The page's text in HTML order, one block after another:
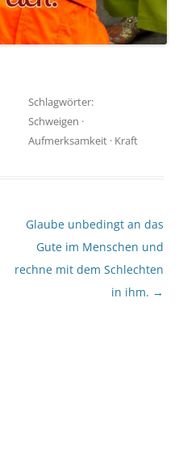
Schlagwörter:
Schweigen ·
Aufmerksamkeit · Kraft
Glaube unbedingt an das
Gute im Menschen und
rechne mit dem Schlechten
in ihm. →